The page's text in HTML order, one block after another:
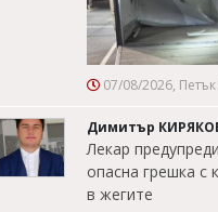
07/08/2026,
Димитър
Лекар
опасна грешка с
в жегите